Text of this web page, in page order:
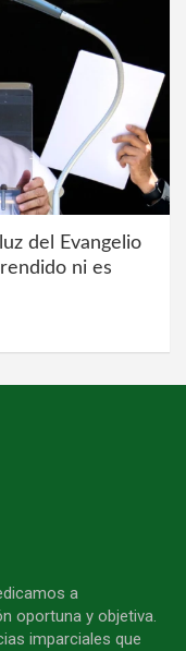
del Evangelio
ni es
a
oportuna y objetiva.
imparciales que